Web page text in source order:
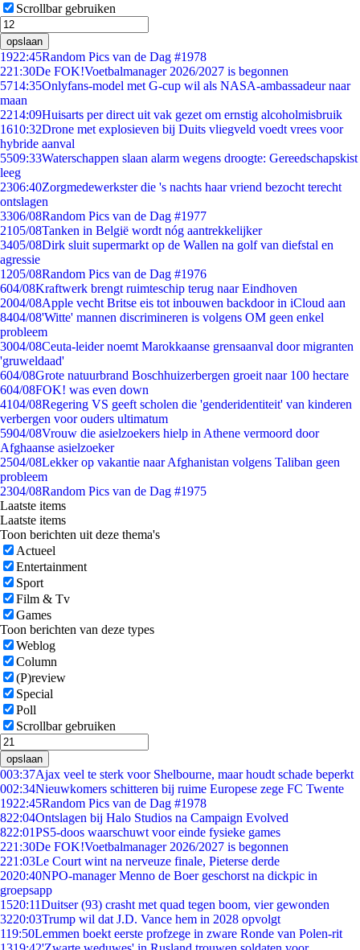
Scrollbar gebruiken
opslaan
1922:45Random Pics van de Dag #1978
221:30De FOK!Voetbalmanager 2026/2027 is begonnen
5714:35Onlyfans-model met G-cup wil als NASA-ambassadeur naar
maan
2214:09Huisarts per direct uit vak gezet om ernstig alcoholmisbruik
1610:32Drone met explosieven bij Duits vliegveld voedt vrees voor
hybride aanval
5509:33Waterschappen slaan alarm wegens droogte: Gereedschapskist
leeg
2306:40Zorgmedewerkster die 's nachts haar vriend bezocht terecht
ontslagen
3306/08Random Pics van de Dag #1977
2105/08Tanken in België wordt nóg aantrekkelijker
3405/08Dirk sluit supermarkt op de Wallen na golf van diefstal en
agressie
1205/08Random Pics van de Dag #1976
604/08Kraftwerk brengt ruimteschip terug naar Eindhoven
2004/08Apple vecht Britse eis tot inbouwen backdoor in iCloud aan
8404/08'Witte' mannen discrimineren is volgens OM geen enkel
probleem
3004/08Ceuta-leider noemt Marokkaanse grensaanval door migranten
'gruweldaad'
604/08Grote natuurbrand Boschhuizerbergen groeit naar 100 hectare
604/08FOK! was even down
4104/08Regering VS geeft scholen die 'genderidentiteit' van kinderen
verbergen voor ouders ultimatum
5904/08Vrouw die asielzoekers hielp in Athene vermoord door
Afghaanse asielzoeker
2504/08Lekker op vakantie naar Afghanistan volgens Taliban geen
probleem
2304/08Random Pics van de Dag #1975
Laatste items
Laatste items
Toon berichten uit deze thema's
Actueel
Entertainment
Sport
Film & Tv
Games
Toon berichten van deze types
Weblog
Column
(P)review
Special
Poll
Scrollbar gebruiken
opslaan
003:37Ajax veel te sterk voor Shelbourne, maar houdt schade beperkt
002:34Nieuwkomers schitteren bij ruime Europese zege FC Twente
1922:45Random Pics van de Dag #1978
822:04Ontslagen bij Halo Studios na Campaign Evolved
822:01PS5-doos waarschuwt voor einde fysieke games
221:30De FOK!Voetbalmanager 2026/2027 is begonnen
221:03Le Court wint na nerveuze finale, Pieterse derde
2020:40NPO-manager Menno de Boer geschorst na dickpic in
groepsapp
1520:11Duitser (93) crasht met quad tegen boom, vier gewonden
3220:03Trump wil dat J.D. Vance hem in 2028 opvolgt
119:50Lemmen boekt eerste profzege in zware Ronde van Polen-rit